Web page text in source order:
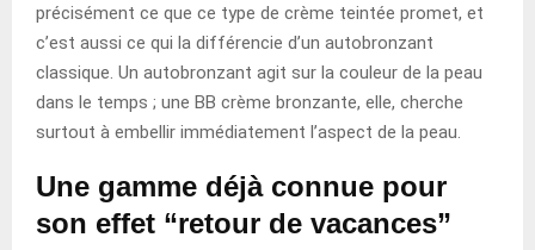
précisément ce que ce type de crème teintée promet, et
c’est aussi ce qui la différencie d’un autobronzant
classique. Un autobronzant agit sur la couleur de la peau
dans le temps ; une BB crème bronzante, elle, cherche
surtout à embellir immédiatement l’aspect de la peau.
Une gamme déjà connue pour
son effet “retour de vacances”